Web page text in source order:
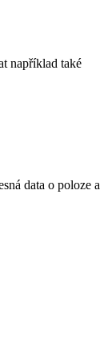
například také
data o poloze a